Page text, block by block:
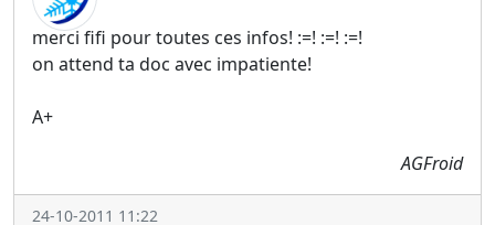
merci fifi pour toutes ces infos! :=! :=! :=!
on attend ta doc avec impatiente!
A+
AGFroid
24-10-2011 11:22